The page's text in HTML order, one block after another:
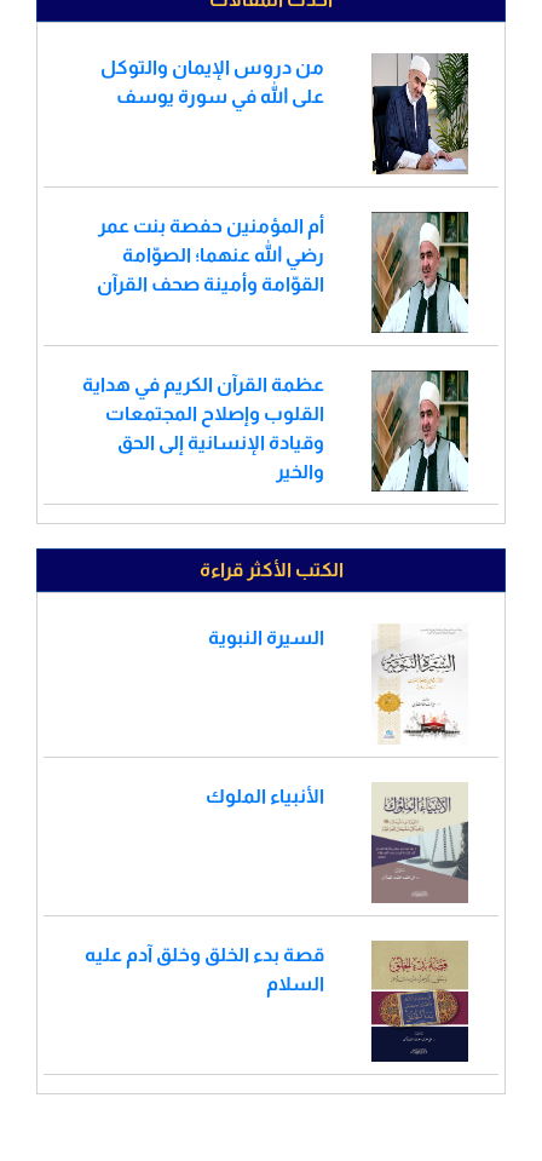
من دروس الإيمان والتوكل
على الله في سورة يوسف
أم المؤمنين حفصة بنت عمر
رضي الله عنهما؛ الصوّامة
القوّامة وأمينة صحف القرآن
عظمة القرآن الكريم في هداية
القلوب وإصلاح المجتمعات
وقيادة الإنسانية إلى الحق
والخير
الكتب الأكثر قراءة
السيرة النبوية
الأنبياء الملوك
قصة بدء الخلق وخلق آدم عليه
السلام